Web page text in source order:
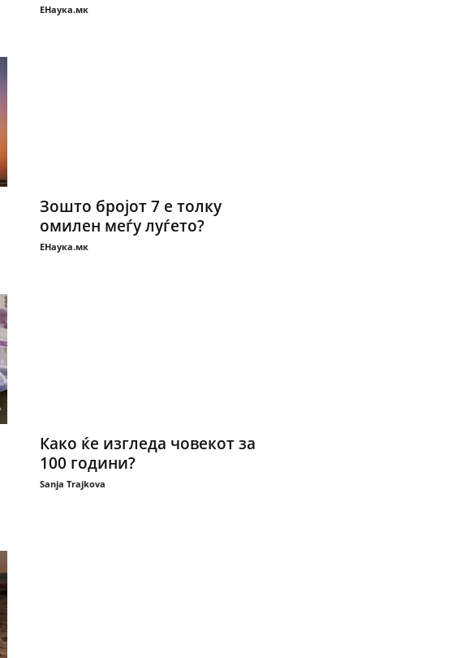
ЕНаука.мк
Зошто бројот 7 е толку
омилен меѓу луѓето?
ЕНаука.мк
Како ќе изгледа човекот за
100 години?
Sanja Trajkova